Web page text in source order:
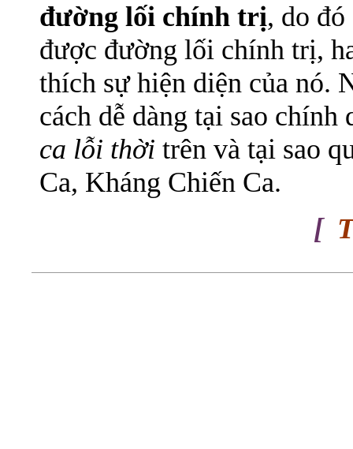
đường lối chính trị, do
được đường lối chính trị,
thích sự hiện diện của nó.
cách dễ dàng tại sao
ca lỗi thời trên và tại sao
Ca, Kháng Chiến Ca.
[